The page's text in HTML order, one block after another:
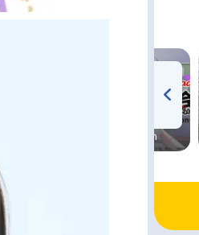
radio 大直会 2nd season